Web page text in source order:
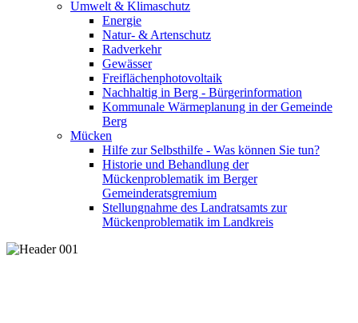
Umwelt & Klimaschutz
Energie
Natur- & Artenschutz
Radverkehr
Gewässer
Freiflächenphotovoltaik
Nachhaltig in Berg - Bürgerinformation
Kommunale Wärmeplanung in der Gemeinde
Berg
Mücken
Hilfe zur Selbsthilfe - Was können Sie tun?
Historie und Behandlung der
Mückenproblematik im Berger
Gemeinderatsgremium
Stellungnahme des Landratsamts zur
Mückenproblematik im Landkreis